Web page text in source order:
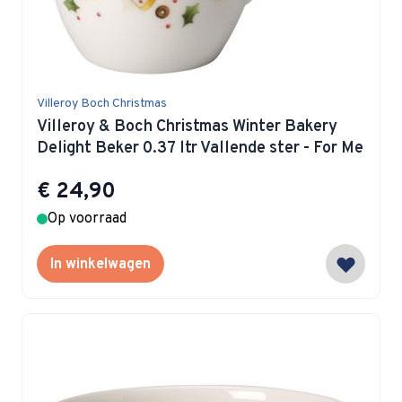
Villeroy Boch Christmas
Villeroy & Boch Christmas Winter Bakery
Delight Beker 0.37 ltr Vallende ster - For Me
€ 24,90
Op voorraad
In winkelwagen